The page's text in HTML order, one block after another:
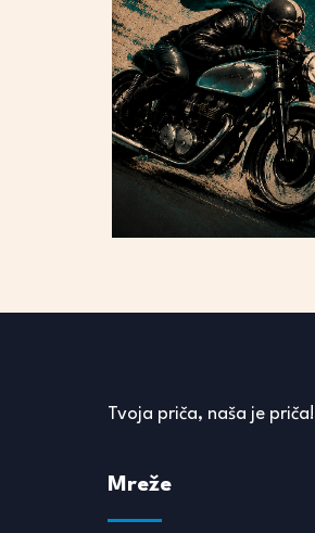
Tvoja priča, naša je priča!
Mreže